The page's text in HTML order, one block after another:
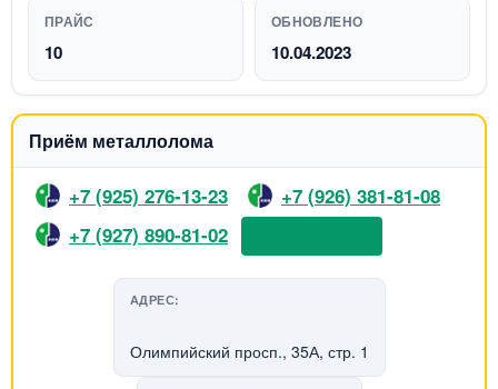
ПРАЙС
10
ОБНОВЛЕНО
10.04.2023
Приëм металлолома
+7 (925) 276-13-23
+7 (926) 381-81-08
+7 (927) 890-81-02
АДРЕС:
Олимпийский просп., 35А, стр. 1